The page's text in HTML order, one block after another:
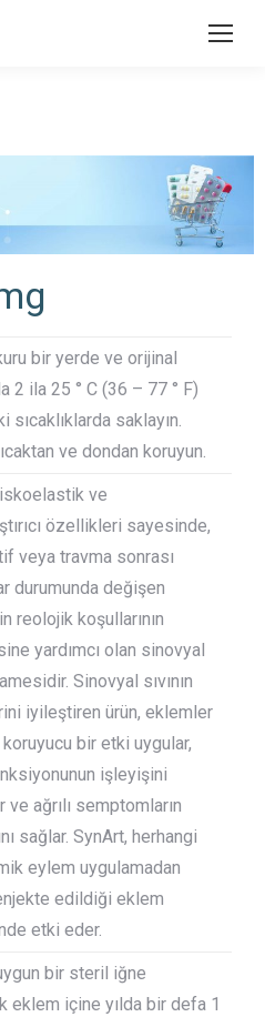
bir yerde ve orijinal
2 ila 25 ° C (36 – 77 ° F)
sıcaklıklarda saklayın.
ve dondan koruyun.
ve
özellikleri sayesinde,
veya travma sonrası
durumunda değişen
reolojik koşullarının
yardımcı olan sinovyal
Sinovyal sıvının
iyileştiren ürün, eklemler
bir etki uygular,
işleyişini
ağrılı semptomların
sağlar. SynArt, herhangi
eylem uygulamadan
edildiği eklem
etki eder.
bir steril iğne
eklem içine yılda bir defa 1